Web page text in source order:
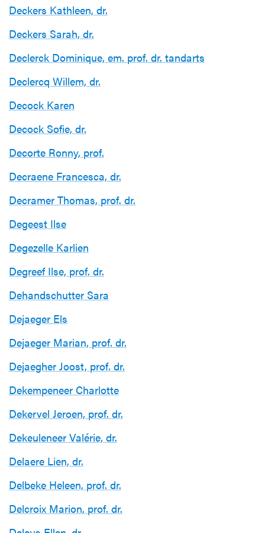
Deckers Kathleen, dr.
Deckers Sarah, dr.
Declerck Dominique, em. prof. dr. tandarts
Declercq Willem, dr.
Decock Karen
Decock Sofie, dr.
Decorte Ronny, prof.
Decraene Francesca, dr.
Decramer Thomas, prof. dr.
Degeest Ilse
Degezelle Karlien
Degreef Ilse, prof. dr.
Dehandschutter Sara
Dejaeger Els
Dejaeger Marian, prof. dr.
Dejaegher Joost, prof. dr.
Dekempeneer Charlotte
Dekervel Jeroen, prof. dr.
Dekeuleneer Valérie, dr.
Delaere Lien, dr.
Delbeke Heleen, prof. dr.
Delcroix Marion, prof. dr.